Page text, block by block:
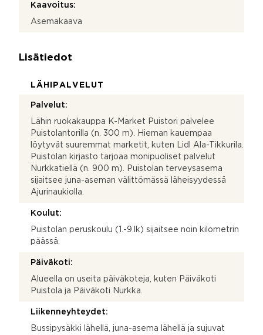
Kaavoitus:
Asemakaava
Lisätiedot
LÄHIPALVELUT
Palvelut:
Lähin ruokakauppa K-Market Puistori palvelee
Puistolantorilla (n. 300 m). Hieman kauempaa
löytyvät suuremmat marketit, kuten Lidl Ala-Tikkurila.
Puistolan kirjasto tarjoaa monipuoliset palvelut
Nurkkatiellä (n. 900 m). Puistolan terveysasema
sijaitsee juna-aseman välittömässä läheisyydessä
Ajurinaukiolla.
Koulut:
Puistolan peruskoulu (1.-9.lk) sijaitsee noin kilometrin
päässä.
Päiväkoti:
Alueella on useita päiväkoteja, kuten Päiväkoti
Puistola ja Päiväkoti Nurkka.
Liikenneyhteydet:
Bussipysäkki lähellä, juna-asema lähellä ja sujuvat